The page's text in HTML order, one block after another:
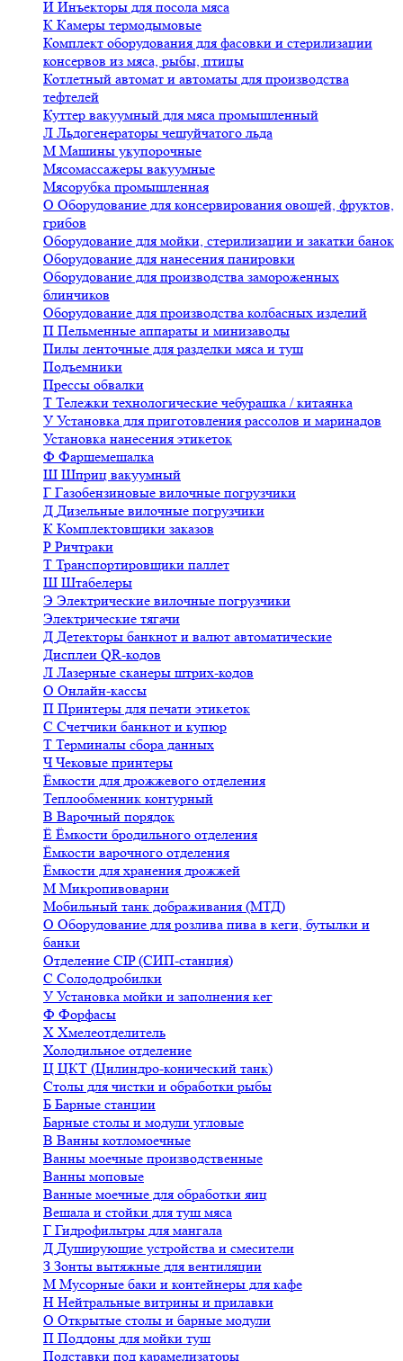
И Инъекторы для посола мяса
К Камеры термодымовые
Комплект оборудования для фасовки и стерилизации
консервов из мяса, рыбы, птицы
Котлетный автомат и автоматы для производства
тефтелей
Куттер вакуумный для мяса промышленный
Л Льдогенераторы чешуйчатого льда
М Машины укупорочные
Мясомассажеры вакуумные
Мясорубка промышленная
О Оборудование для консервирования овощей, фруктов,
грибов
Оборудование для мойки, стерилизации и закатки банок
Оборудование для нанесения панировки
Оборудование для производства замороженных
блинчиков
Оборудование для производства колбасных изделий
П Пельменные аппараты и минизаводы
Пилы ленточные для разделки мяса и туш
Подъемники
Прессы обвалки
Т Тележки технологические чебурашка / китаянка
У Установка для приготовления рассолов и маринадов
Установка нанесения этикеток
Ф Фаршемешалка
Ш Шприц вакуумный
Г Газобензиновые вилочные погрузчики
Д Дизельные вилочные погрузчики
К Комплектовщики заказов
Р Ричтраки
Т Транспортировщики паллет
Ш Штабелеры
Э Электрические вилочные погрузчики
Электрические тягачи
Д Детекторы банкнот и валют автоматические
Дисплеи QR-кодов
Л Лазерные сканеры штрих-кодов
О Онлайн-кассы
П Принтеры для печати этикеток
С Счетчики банкнот и купюр
Т Терминалы сбора данных
ЧЧековые принтеры
Ёмкости для дрожжевого отделения
Теплообменник контурный
В Варочный порядок
Ё Ёмкости бродильного отделения
Ёмкости варочного отделения
Ёмкости для хранения дрожжей
М Микропивоварни
Мобильный танк дображивания (МТД)
О Оборудование для розлива пива в кеги, бутылки и
банки
Отделение CIP (СИП-станция)
С Солододробилки
У Установка мойки и заполнения кег
Ф Форфасы
Х Хмелеотделитель
Холодильное отделение
Ц ЦКТ (Цилиндро-конический танк)
Столы для чистки и обработки рыбы
Б Барные станции
Барные столы и модули угловые
В Ванны котломоечные
Ванны моечные производственные
Ванны моповые
Ванные моечные для обработки яиц
Вешала и стойки для туш мяса
Г Гидрофильтры для мангала
Д Душирующие устройства и смесители
З Зонты вытяжные для вентиляции
М Мусорные баки и контейнеры для кафе
Н Нейтральные витрины и прилавки
О Открытые столы и барные модули
П Поддоны для мойки туш
Подставки под карамелизаторы